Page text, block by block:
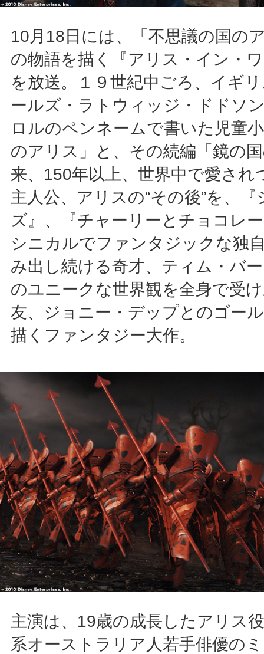
10月18日には、「不思議の国の
の物語を描く『アリス・イン・
を放送。１９世紀中ごろ、イギ
ールズ・ラトウィッジ・ドドソ
ロルのペンネームで書いた児童
のアリス」と、その続編「鏡の
来、150年以上、世界中で愛され
主人公、アリスの“その後”を、
ズ』、『チャーリーとチョコレ
シニカルでファンタジックな独
み出し続ける奇才、ティム・バ
のユニークな世界観を全身で受
友、ジョニー・デップとのゴー
描くファンタジー大作。
主演は、19歳の成長したアリス
系オーストラリア人若手俳優の